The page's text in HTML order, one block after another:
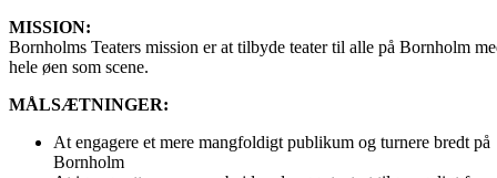
MISSION:
Bornholms Teaters mission er at tilbyde teater til alle på Bornholm
hele øen som scene.
MÅLSÆTNINGER:
At engagere et mere mangfoldigt publikum og turnere bredt på
Bornholm